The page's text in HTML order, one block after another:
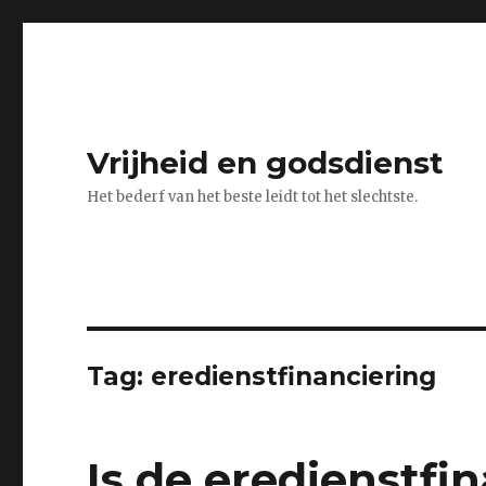
Vrijheid en godsdienst
Het bederf van het beste leidt tot het slechtste.
Tag: eredienstfinanciering